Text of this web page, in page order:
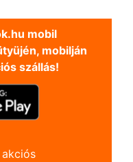
mobil
mobilján
szállás!